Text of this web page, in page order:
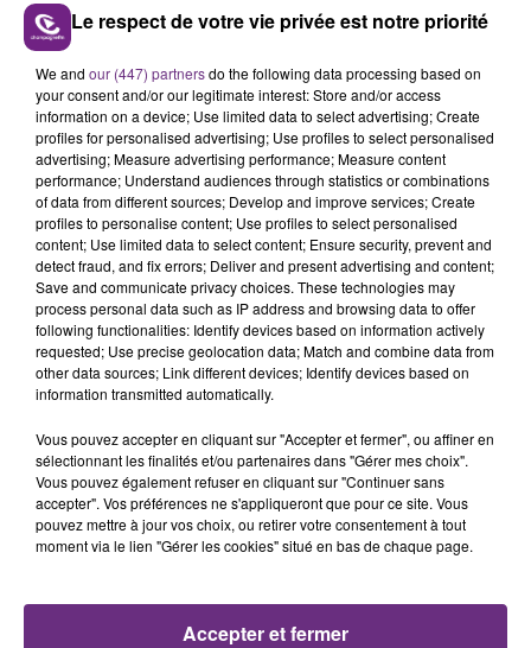
L'INSPECTION DU TRAVAIL RAPPELLE À
L'ORDRE SUR LES CONDITIONS DE...
Alors que les dates de début des vendange 2026
s'est avéré être plus précoce que prévu,
l'inspection du Travail en profite pour rappeler
les conditions de...
TITRES DIFFUSÉS
6h46
6h46
ARIANA GRANDE
Hate That I Made You Love
Me
6h43
6h43
IYAZ
Replay
Le respect de votre vie privée est notre priorité
We and our (447) partnersdo the following data processing based on
your consent and/or our legitimate interest: Store and/or access
information on a device; Use limited data to select advertising; Create
profiles for personalised advertising; Use profiles to select personalised
advertising; Measure advertising performance; Measure content
performance; Understand audiences through statistics or combinations
of data from different sources; Develop and improve services; Create
profiles to personalise content; Use profiles to select personalised
content; Use limited data to select content; Ensure security, prevent and
detect fraud, and fix errors; Deliver and present advertising and content;
Save and communicate privacy choices. These technologies may
process personal data such as IP address and browsing data to offer
following functionalities: Identify devices based on information actively
requested; Use precise geolocation data; Match and combine data from
other data sources; Link different devices; Identify devices based on
information transmitted automatically.
Vous pouvez accepter en cliquant sur "Accepter et fermer", ou affiner en
sélectionnant les finalités et/ou partenaires dans "Gérer mes choix".
Vous pouvez également refuser en cliquant sur "Continuer sans
accepter". Vos préférences ne s'appliqueront que pour ce site. Vous
pouvez mettre à jour vos choix, ou retirer votre consentement à tout
moment via le lien "Gérer les cookies" situé en bas de chaque page.
Accepter et fermer